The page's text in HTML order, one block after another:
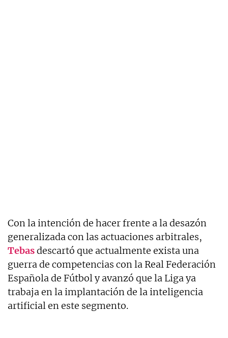
Con la intención de hacer frente a la desazón
generalizada con las actuaciones arbitrales,
Tebasdescartó que actualmente exista una
guerra de competencias con la Real Federación
Española de Fútbol y avanzó que la Liga ya
trabaja en la implantación de la inteligencia
artificial en este segmento.